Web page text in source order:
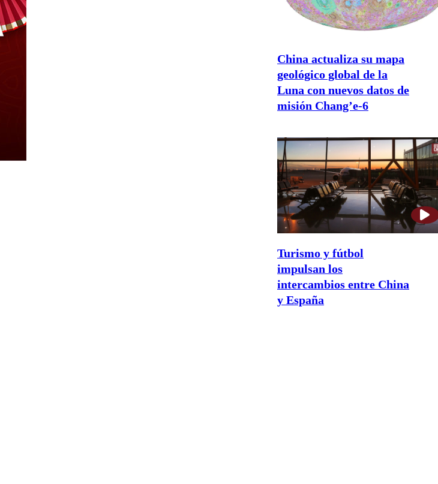
China actualiza su mapa
geológico global de la
Luna con nuevos datos de
misión Chang’e-6
Turismo y fútbol
impulsan los
intercambios entre China
y España